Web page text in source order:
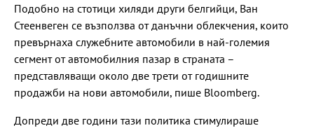
Подобно на стотици хиляди други белгийци, Ван
Стеенвеген се възползва от данъчни облекчения, които
превърнаха служебните автомобили в най-големия
сегмент от автомобилния пазар в страната –
представляващи около две трети от годишните
продажби на нови автомобили, пише Bloomberg.
Допреди две години тази политика стимулираше